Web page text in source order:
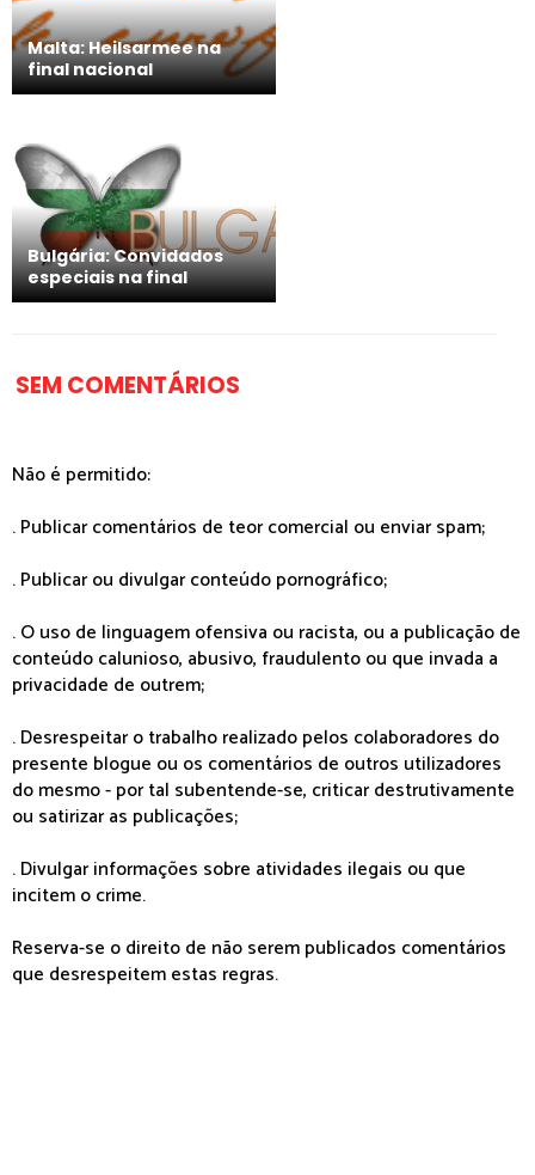
Malta: Heilsarmee na
final nacional
Bulgária: Convidados
especiais na final
SEM COMENTÁRIOS
Não é permitido:
. Publicar comentários de teor comercial ou enviar spam;
. Publicar ou divulgar conteúdo pornográfico;
. O uso de linguagem ofensiva ou racista, ou a publicação de
conteúdo calunioso, abusivo, fraudulento ou que invada a
privacidade de outrem;
. Desrespeitar o trabalho realizado pelos colaboradores do
presente blogue ou os comentários de outros utilizadores
do mesmo - por tal subentende-se, criticar destrutivamente
ou satirizar as publicações;
. Divulgar informações sobre atividades ilegais ou que
incitem o crime.
Reserva-se o direito de não serem publicados comentários
que desrespeitem estas regras.